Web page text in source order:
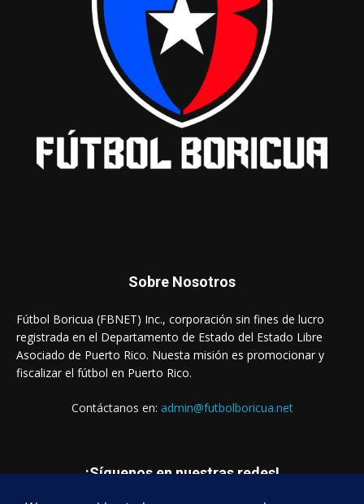
Sobre Nosotros
Fútbol Boricua (FBNET) Inc., corporación sin fines de lucro
registrada en el Departamento de Estado del Estado Libre
Asociado de Puerto Rico. Nuesta misión es promocionar y
fiscalizar el fútbol en Puerto Rico.
Contáctanos en: admin@futbolboricua.net
¡Síguenos en nuestras redes!